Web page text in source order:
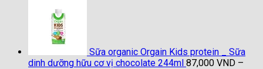
1,040,000 VND
Sữa organic Orgain Kids protein _ Sữa
dinh dưỡng hữu cơ vị chocolate 244ml 87,000 VND –